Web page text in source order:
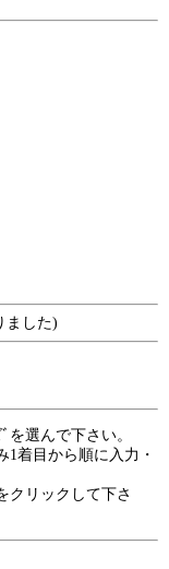
ました)
選んで下さい。
1着目から順に入力・
クリックして下さ